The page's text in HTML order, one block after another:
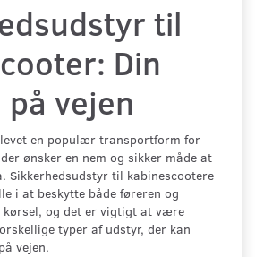
til
Din
vejen
en populær transportform for
ønsker en nem og sikker måde at
Sikkerhedsudstyr til kabinescootere
i at beskytte både føreren og
kørsel, og det er vigtigt at være
typer af udstyr, der kan
vejen.